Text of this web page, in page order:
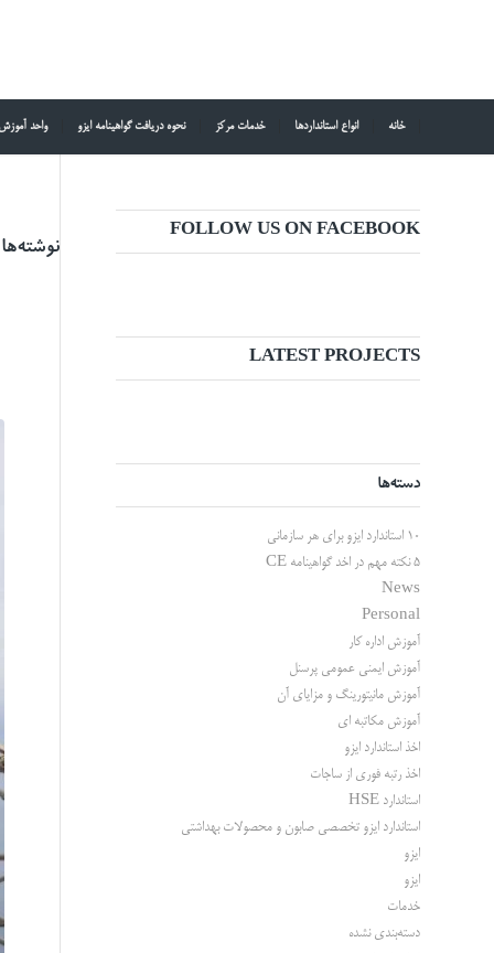
خانه انواع استانداردها خدمات مرکز نحوه دریافت گواهینامه ایزو واحد آموزش
نوشته‌ها
FOLLOW US ON FACEBOOK
LATEST PROJECTS
دسته‌ها
10 استاندارد ایزو برای هر سازمانی
5 نکته مهم در اخد گواهینامه CE
News
Personal
آموزش اداره کار
آموزش ایمنی عمومی پرسنل
آموزش مانیتورینگ و مزایای آن
آموزش مکاتبه ای
اخذ استاندارد ایزو
اخذ رتبه فوری از ساجات
استاندارد HSE
استاندارد ایزو تخصصی صابون و محصولات بهداشتی
ایزو
ایزو
خدمات
دسته‌بندی نشده